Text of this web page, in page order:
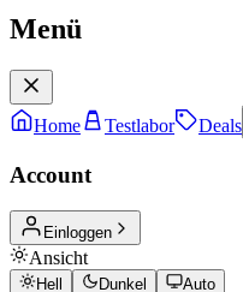
Menü
Home Testlabor Deals
Account
Einloggen
Ansicht
Hell Dunkel Auto